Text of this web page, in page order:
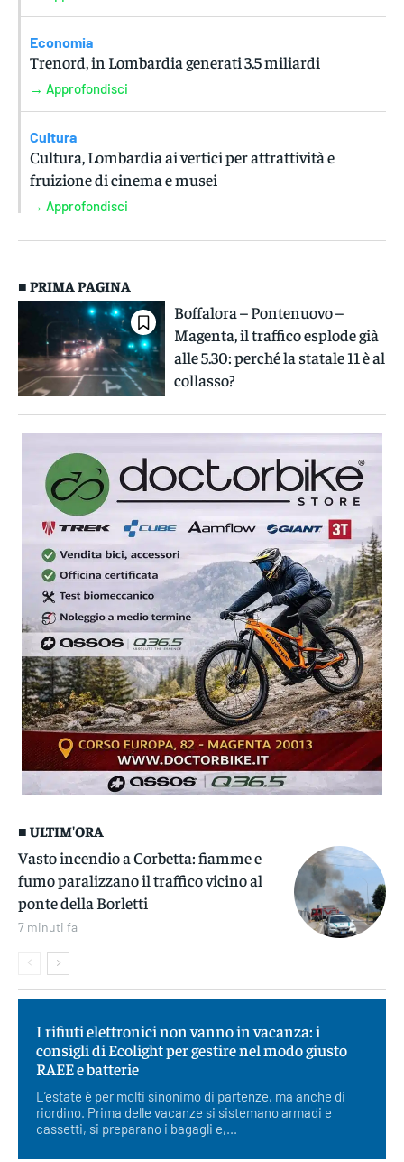
Economia
Trenord, in Lombardia generati 3.5 miliardi
→ Approfondisci
Cultura
Cultura, Lombardia ai vertici per attrattività e
fruizione di cinema e musei
→ Approfondisci
■ PRIMA PAGINA
Boffalora – Pontenuovo –
Magenta, il traffico esplode già
alle 5.30: perché la statale 11 è al
collasso?
■ ULTIM'ORA
Vasto incendio a Corbetta: fiamme e
fumo paralizzano il traffico vicino al
ponte della Borletti
7 minuti fa
I rifiuti elettronici non vanno in vacanza: i
consigli di Ecolight per gestire nel modo giusto
RAEE e batterie
L’estate è per molti sinonimo di partenze, ma anche di
riordino. Prima delle vacanze si sistemano armadi e
cassetti, si preparano i bagagli e,...